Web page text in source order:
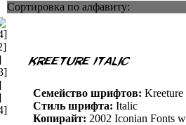
Сортировка по алфавиту:
Семейство шрифтов:
Стиль шрифта: Italic
Копирайт: 2002 Iconian Fonts